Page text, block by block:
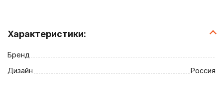
Характеристики:
Бренд
Дизайн
Россия